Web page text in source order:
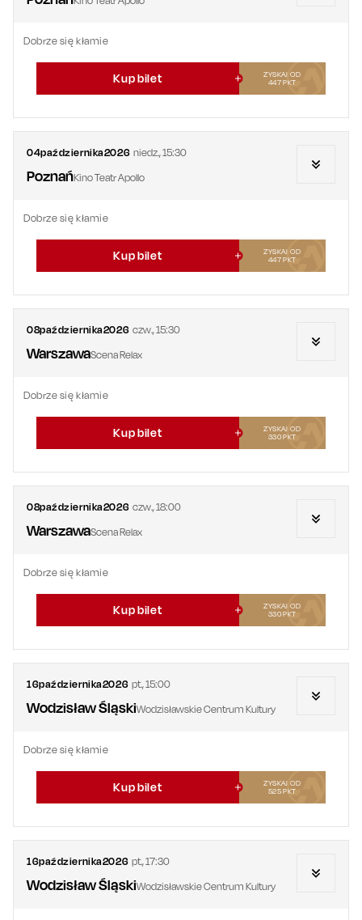
Dobrze się kłamie
Kup bilet
ZYSKAJ OD
447PKT
04października2026 niedz.,15:30
PoznańKino Teatr Apollo
Dobrze się kłamie
Kup bilet
ZYSKAJ OD
447PKT
08października2026 czw.,15:30
WarszawaScena Relax
Dobrze się kłamie
Kup bilet
ZYSKAJ OD
330PKT
08października2026 czw.,18:00
WarszawaScena Relax
Dobrze się kłamie
Kup bilet
ZYSKAJ OD
330PKT
16października2026 pt.,15:00
Wodzisław ŚląskiWodzisławskie Centrum Kultury
Dobrze się kłamie
Kup bilet
ZYSKAJ OD
525PKT
16października2026 pt.,17:30
Wodzisław ŚląskiWodzisławskie Centrum Kultury